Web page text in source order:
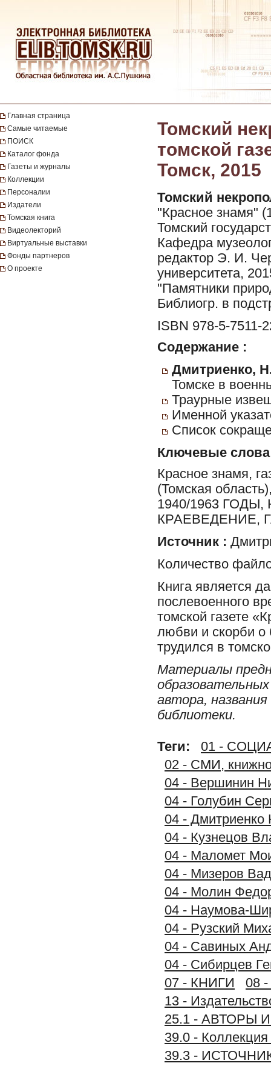
Главная страница
Самые читаемые
ПОИСК
Каталог фонда
Газеты и журналы
Коллекции
Персоналии
Издатели
Томская книга
Видеолекторий
Виртуальные выставки
Фонды партнеров
О проекте
Томский
томской
Томск, 2015
Томский
"Красное знамя"
Томский
Кафедра
редактор Э. И.
университета,
"Памятники
Библиогр. в
ISBN 978-5-7511-
Содержание :
Дмитриенко,
Томске в
Траурные
Именной
Список
Ключевые слова
Красное знамя,
(Томская
1940/1963
КРАЕВЕДЕНИЕ,
Источник :
Количество
Книга является
послевоенного
томской газете
любви и скорби о
трудился в
Материалы
автора,
библиотеки.
Теги:
01 -
02 - СМИ,
04 - Вершинин
04 - Голубин
04 - Дмитриенко
04 - Кузнецов
04 - Маломет
04 - Мизеров
04 - Молин
04 - Наумова-
04 - Рузский
04 - Савиных
04 - Сибирцев
07 - КНИГИ
08
13 -
25.1 - АВТОРЫ
39.0 -
39.3 -